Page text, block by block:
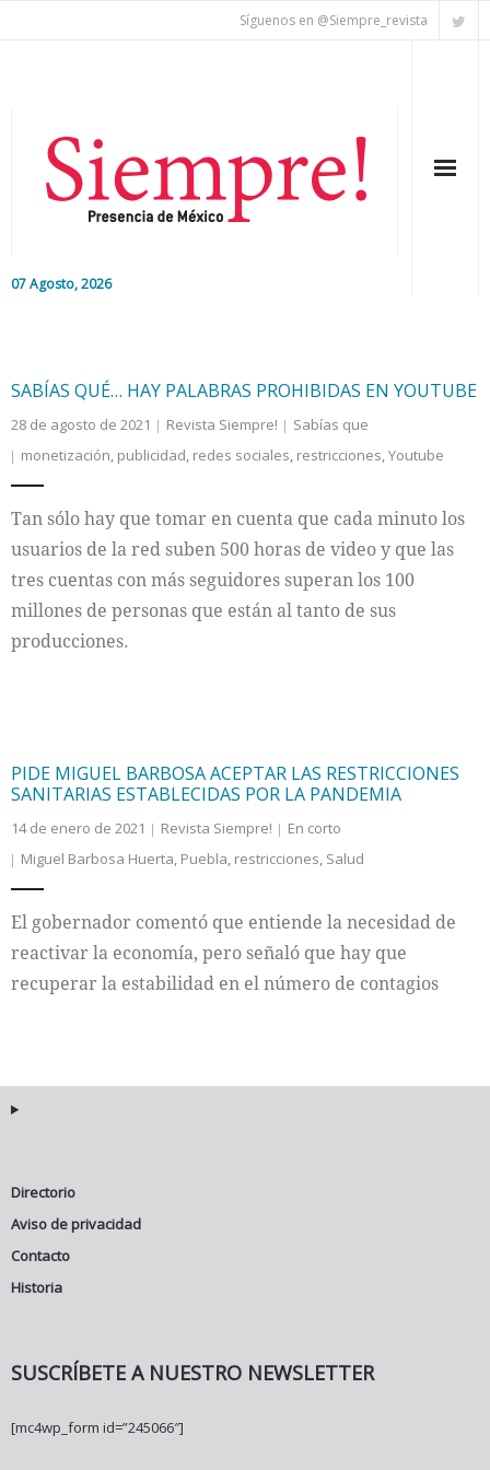
Síguenos en @Siempre_revista
07 Agosto, 2026
Editorial
Nacional
Internacional
Cultura
SABÍAS QUÉ… HAY PALABRAS PROHIBIDAS EN YOUTUBE
28 de agosto de 2021 Revista Siempre!
Sabías que
monetización, publicidad, redes sociales, restricciones,Youtube
Tan sólo hay que tomar en cuenta que cada minuto los
usuarios de la red suben 500 horas de video y que las
tres cuentas con más seguidores superan los 100
millones de personas que están al tanto de sus
producciones.
PIDE MIGUEL BARBOSA ACEPTAR LAS RESTRICCIONES
SANITARIAS ESTABLECIDAS POR LA PANDEMIA
14 de enero de 2021 Revista Siempre!
En corto
Miguel Barbosa Huerta, Puebla, restricciones, Salud
El gobernador comentó que entiende la necesidad de
reactivar la economía, pero señaló que hay que
recuperar la estabilidad en el número de contagios
Directorio
Aviso de privacidad
Contacto
Historia
SUSCRÍBETE A NUESTRO NEWSLETTER
[mc4wp_form id=”245066″]